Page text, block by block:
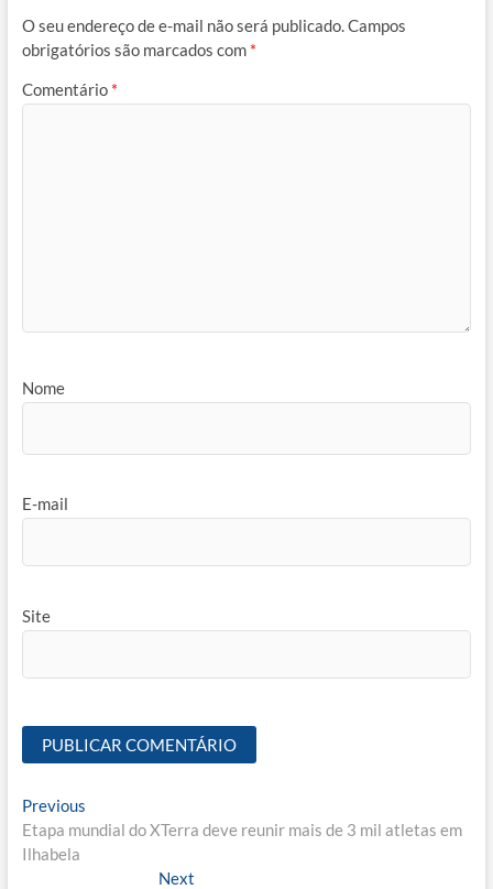
O seu endereço de e-mail não será publicado.Campos
obrigatórios são marcados com *
Comentário *
Nome
E-mail
Site
Navegação
de
PreviousPrevious
post:
Etapa mundial do XTerra deve reunir mais de 3 mil atletas em
Ilhabela
Next